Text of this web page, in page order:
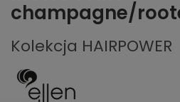
champagne/
Kolekcja HAIRPOWER